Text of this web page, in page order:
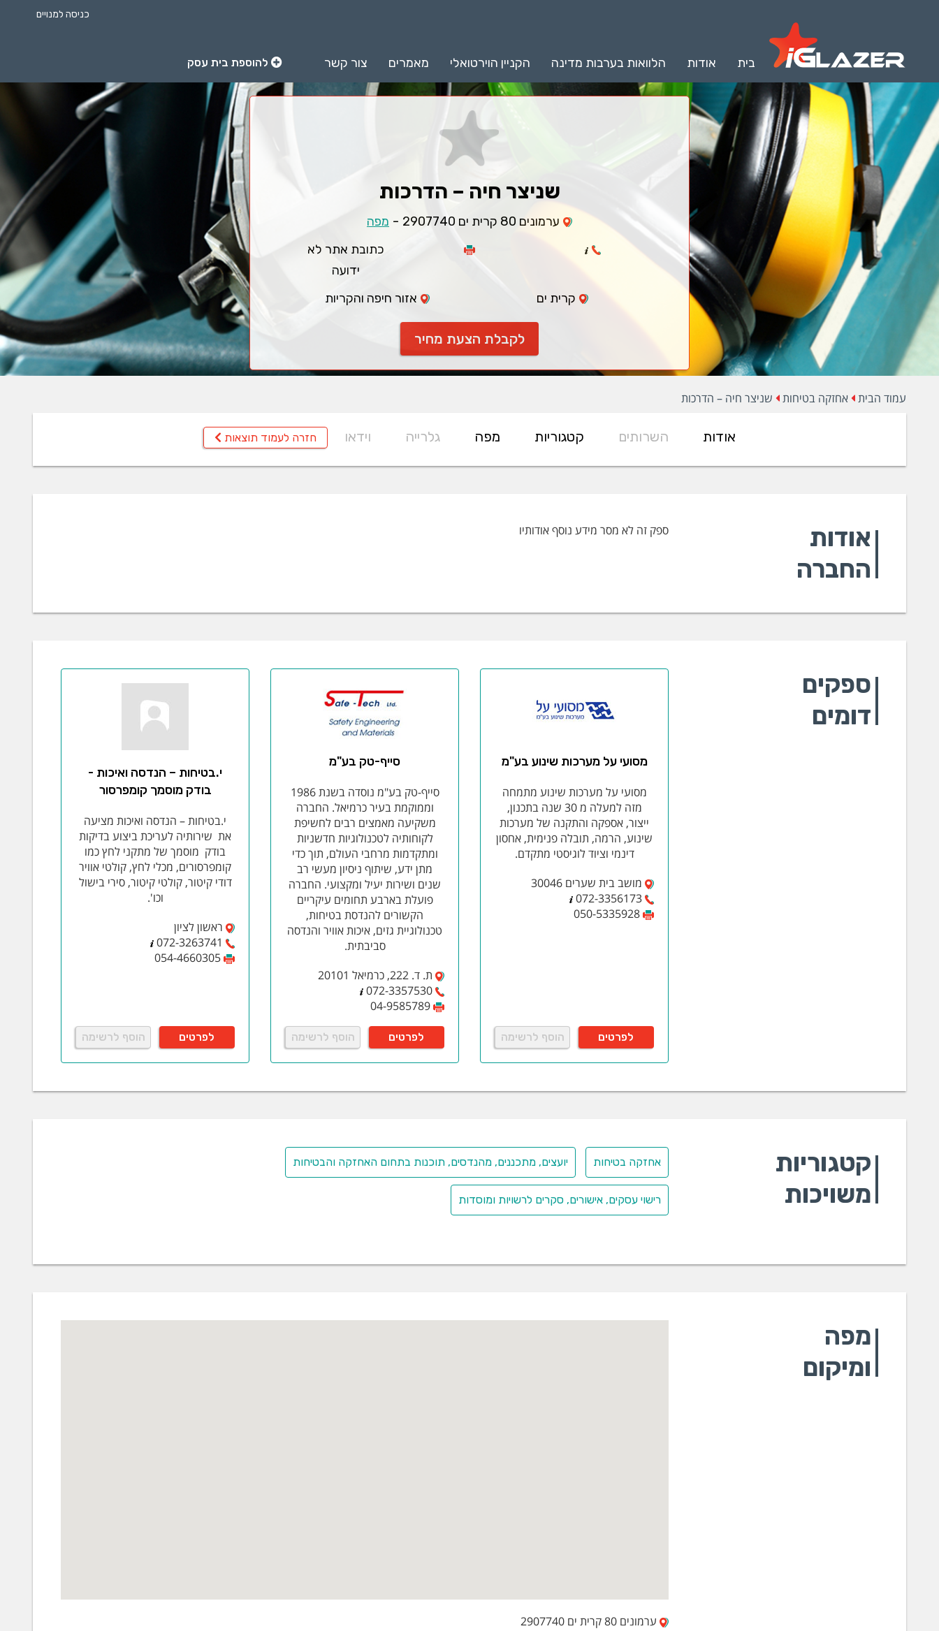
כניסה למנויים
בית אודות הלוואות בערבות מדינה הקניין הוירטואלי מאמרים צור קשר להוספת בית עסק
שניצר חיה – הדרכות
ערמונים 80 קרית ים 2907740 - מפה
כתובת אתר לא
ידועה
קרית ים
אזור חיפה והקריות
לקבלת הצעת מחיר
עמוד הבית אחזקה בטיחות שניצר חיה – הדרכות
אודות השרותים קטגוריות מפה גלרייה וידאו חזרה לעמוד תוצאות
אודות
החברה
ספק זה לא מסר מידע נוסף אודותיו
ספקים
דומים
מסועי על מערכות שינוע בע"מ
מסועי על מערכות שינוע מתמחה
מזה למעלה מ 30 שנה בתכנון,
ייצור, אספקה והתקנה של מערכות
שינוע, הרמה, תובלה פנימית, אחסון
דינמי וציוד לוגיסטי מתקדם.
מושב בית שערים 30046
072-3356173
050-5335928
לפרטים הוסף לרשימה
סייף-טק בע"מ
סייף-טק בע"מ נוסדה בשנת 1986
וממוקמת בעיר כרמיאל. החברה
משקיעה מאמצים רבים לחשיפת
לקוחותיה לטכנולוגיות חדשניות
ומתקדמות מרחבי העולם, תוך כדי
מתן ידע, שיתוף ניסיון מעשי רב
שנים ושירות יעיל ומקצועי. החברה
פועלת בארבע תחומים עיקריים
הקשורים להנדסת בטיחות,
טכנולוגיית גזים, איכות אוויר והנדסה
סביבתית.
ת. ד. 222, כרמיאל 20101
072-3357530
04-9585789
לפרטים הוסף לרשימה
י.בטיחות – הנדסה ואיכות -
בודק מוסמך קומפרסור
י.בטיחות – הנדסה ואיכות מציעה
את שירותיה לעריכת ביצוע בדיקות
בודק מוסמך של מתקני לחץ כמו
קומפרסורים, מכלי לחץ, קולטי אוויר
דודי קיטור, קולטי קיטור, סירי בישול
וכו'.
ראשון לציון
072-3263741
054-4660305
לפרטים הוסף לרשימה
קטגוריות
משויכות
אחזקה בטיחות יועצים, מתכננים, מהנדסים, תוכנות בתחום האחזקה והבטיחות
רישוי עסקים, אישורים, סקרים לרשויות ומוסדות
מפה
ומיקום
ערמונים 80 קרית ים 2907740